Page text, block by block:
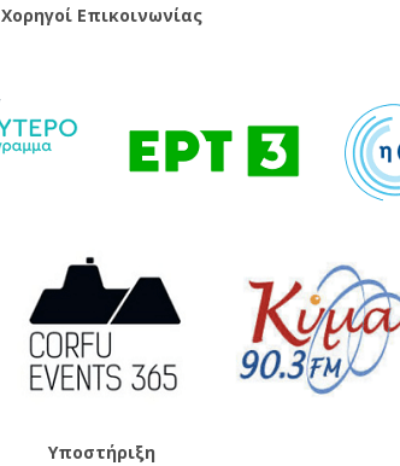
Χορηγοί Επικοινωνίας
Υποστήριξη